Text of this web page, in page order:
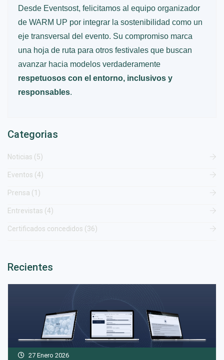
Desde Eventsost, felicitamos al equipo organizador
de WARM UP por integrar la sostenibilidad como un
eje transversal del evento. Su compromiso marca
una hoja de ruta para otros festivales que buscan
avanzar hacia modelos verdaderamente
respetuosos con el entorno, inclusivos y
responsables.
Categorias
Noticias (5)
Eventos (4)
Prensa (1)
Entrevistas (4)
Certificados concedidos (36)
Recientes
27 Enero 2026